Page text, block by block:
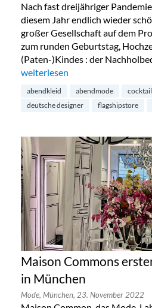
Nach fast dreijähriger
diesem Jahr endlich wieder
großer Gesellschaft auf dem
zum runden Geburtstag,
(Paten-)Kindes : der
„Talbot Runhof Outlet in
weiterlesen
abendkleid abendmode
deutsche designer
flagshipstore
Maison Commons
in München
Mode, München, 23. November 2022